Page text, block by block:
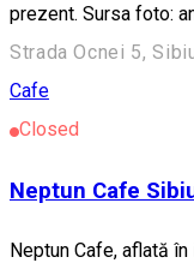
prezent. Sursa foto:
Strada Ocnei 5,
Cafe
Closed
Neptun Cafe
Neptun Cafe, aflată